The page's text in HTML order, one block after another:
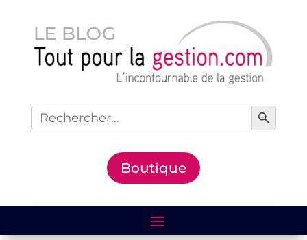
Search
for:
Search Button
Boutique